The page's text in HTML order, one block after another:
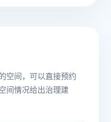
空间，可以直接预约
间情况给出治理建